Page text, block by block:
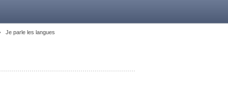
Je parle les langues